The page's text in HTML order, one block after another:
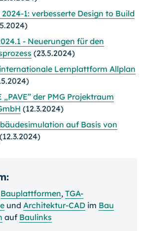
1: verbesserte Design to Build
- Neuerungen für den
(23.5.2024)
Lernplattform Allplan
„PAVE” der PMG Projektraum
(12.3.2024)
auf Basis von
(12.3.2024)
Bauplattformen, TGA-
und Architektur-CAD im Bau
auf Baulinks